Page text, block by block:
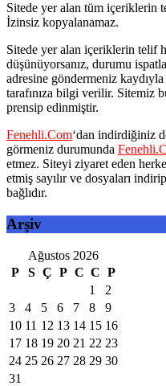
Sitede yer alan tüm içeriklerin
İzinsiz kopyalanamaz.
Sitede yer alan içeriklerin telif
düşünüyorsanız, durumu
adresine göndermeniz
tarafınıza bilgi verilir. Sitemiz
prensip edinmiştir.
Fenehli.Com‘dan indirdiğiniz
görmeniz durumunda
etmez. Siteyi ziyaret eden
etmiş sayılır ve dosyaları
bağlıdır.
Arşiv
Ağustos 2026
P
S Ç P C C P
1
2
3
4 5 6 7 8
9
10 11 12 13 14 15 16
17 18 19 20 21 22 23
24 25 26 27 28 29 30
31